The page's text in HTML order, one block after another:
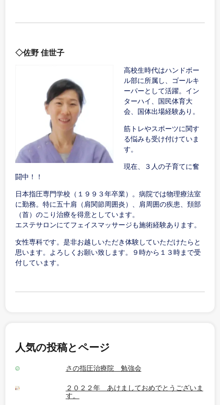
◇佐野 佳世子
高校生時代はハンドボー
ル部に所属し、ゴールキ
ーパーとして活躍。イン
ターハイ、国民体育大
会、国体出場経験あり。
筋トレやスポーツに関す
る悩みも受け付けていま
す。
現在、３人の子育てに奮
闘中！！
日本指圧専門学校（１９９３年卒業）。病院では物理療法室
に勤務。特に五十肩（肩関節周囲炎）、肩周囲の疾患、頚部
（首）のこり治療を得意としています。
エステサロンにてフェイスマッサージも施術経験あります。
女性専科です。是非お越しいただき体験していただけたらと
思います。よろしくお願い致します。９時から１３時まで受
付しています。
人気の投稿とページ
さの指圧治療院 勉強会
２０２２年 あけましておめでとうございま
す。